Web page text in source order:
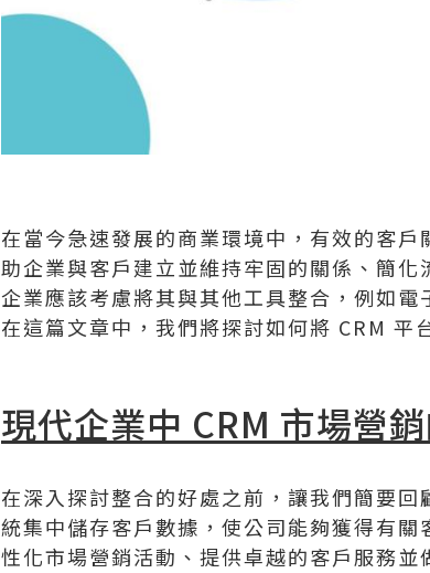
在當今急速發展的商業環境中，有效的客
助企業與客戶建立並維持牢固的關係、簡
企業應該考慮將其與其他工具整合，例如
在這篇文章中，我們將探討如何將 CRM 平
現代企業中 CRM 市場營
在深入探討整合的好處之前，讓我們簡要
統集中儲存客戶數據，使公司能夠獲得有
性化市場營銷活動、提供卓越的客戶服務並